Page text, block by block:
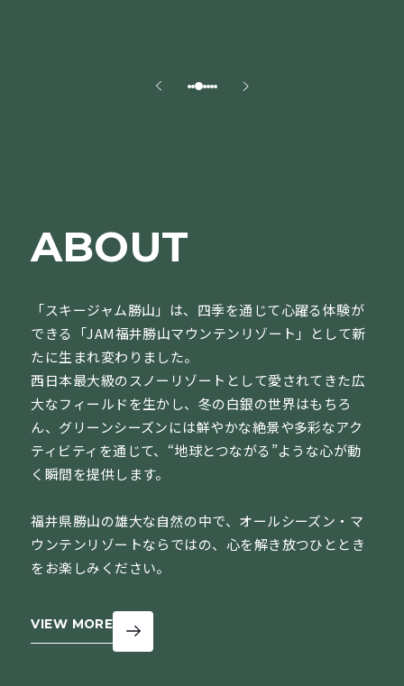
ABOUT
「スキージャム勝山」は、四季を通じて心躍る体験が
できる「JAM福井勝山マウンテンリゾート」として新
たに生まれ変わりました。
西日本最大級のスノーリゾートとして愛されてきた広
大なフィールドを生かし、冬の白銀の世界はもちろ
ん、グリーンシーズンには鮮やかな絶景や多彩なアク
ティビティを通じて、“地球とつながる”ような心が動
く瞬間を提供します。
福井県勝山の雄大な自然の中で、オールシーズン・マ
ウンテンリゾートならではの、心を解き放つひととき
をお楽しみください。
VIEW MORE